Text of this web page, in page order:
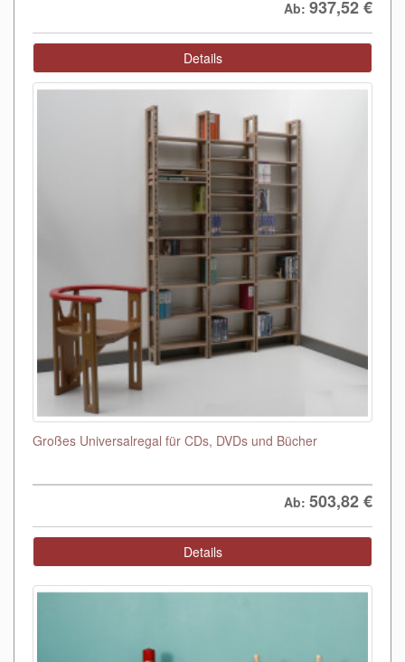
Ab: 937,52€
Details
Großes Universalregal für CDs, DVDs und Bücher
Ab: 503,82€
Details